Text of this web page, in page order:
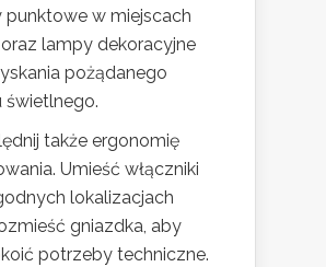
punktowe w miejscach
lampy dekoracyjne
pożądanego
świetlnego.
także ergonomię
Umieść włączniki
lokalizacjach
gniazdka, aby
potrzeby techniczne.